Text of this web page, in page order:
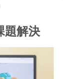
題解決